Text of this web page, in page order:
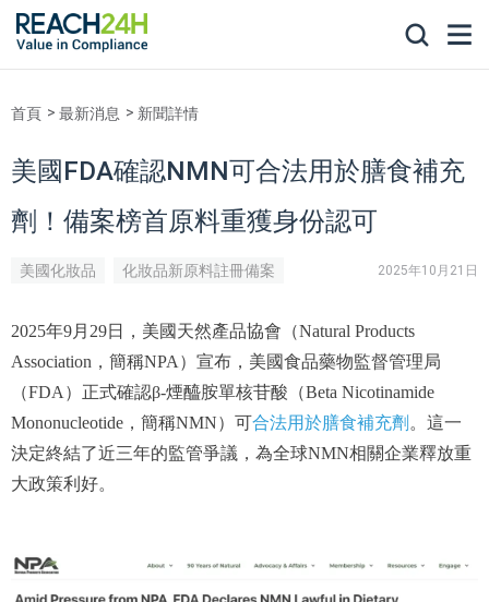
首頁 最新消息 新聞詳情
美國FDA確認NMN可合法用於膳食補充
劑！備案榜首原料重獲身份認可
美國化妝品
化妝品新原料註冊備案
2025年10月21日
2025年9月29日，美國天然產品協會（Natural Products
Association，簡稱NPA）宣布，美國食品藥物監督管理局
（FDA）正式確認β-煙醯胺單核苷酸（Beta Nicotinamide
Mononucleotide，簡稱NMN）可合法用於膳食補充劑。這一
決定終結了近三年的監管爭議，為全球NMN相關企業釋放重
大政策利好。